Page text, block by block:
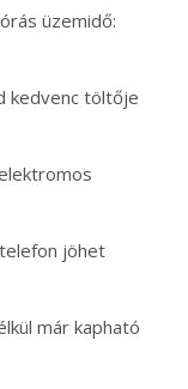
üzemidő:
kedvenc töltője
jöhet
már kapható